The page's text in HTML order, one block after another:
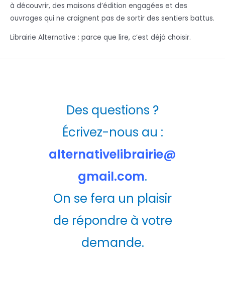
à découvrir, des maisons d’édition engagées et des
ouvrages qui ne craignent pas de sortir des sentiers battus.
Librairie Alternative : parce que lire, c’est déjà choisir.
Des questions ?
Écrivez-nous au :
alternativelibrairie@
gmail.com.
On se fera un plaisir
de répondre à votre
demande.